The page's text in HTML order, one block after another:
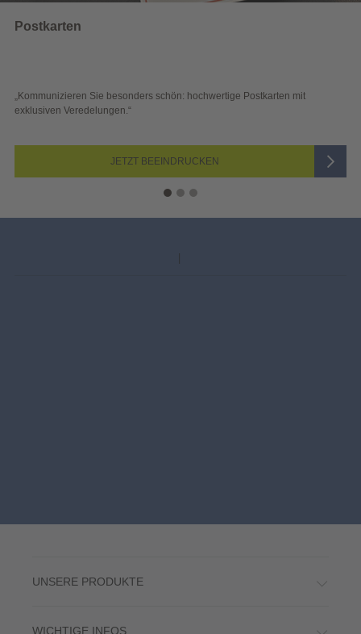
schön: hochwertige Postkarten mit
„Sichtbar und wirkungsvoll –
UNSERE PRODUKTE
WICHTIGE INFOS